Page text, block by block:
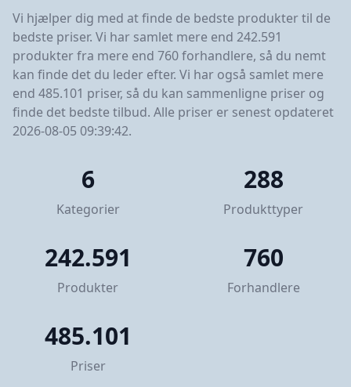
Vi hjælper dig med at finde de bedste produkter til de
bedste priser. Vi har samlet mere end 242.591
produkter fra mere end 760 forhandlere, så du nemt
kan finde det du leder efter. Vi har også samlet mere
end 485.101 priser, så du kan sammenligne priser og
finde det bedste tilbud. Alle priser er senest opdateret
2026-08-05 09:39:42.
6
Kategorier
288
Produkttyper
242.591
Produkter
760
Forhandlere
485.101
Priser